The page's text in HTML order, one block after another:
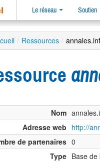
Le réseau Soutien
/ Ressources /
Nom
Adresse web http://
de partenaires 0
Type Base